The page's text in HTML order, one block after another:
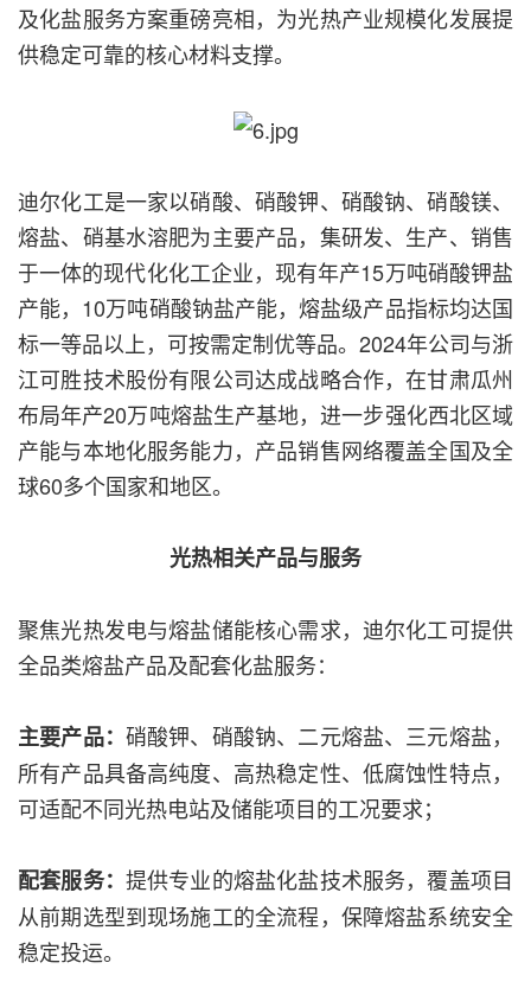
及化盐服务方案重磅亮相，为光热产业规模化发展提
供稳定可靠的核心材料支撑。
迪尔化工是一家以硝酸、硝酸钾、硝酸钠、硝酸镁、
熔盐、硝基水溶肥为主要产品，集研发、生产、销售
于一体的现代化化工企业，现有年产15万吨硝酸钾盐
产能，10万吨硝酸钠盐产能，熔盐级产品指标均达国
标一等品以上，可按需定制优等品。2024年公司与浙
江可胜技术股份有限公司达成战略合作，在甘肃瓜州
布局年产20万吨熔盐生产基地，进一步强化西北区域
产能与本地化服务能力，产品销售网络覆盖全国及全
球60多个国家和地区。
光热相关产品与服务
聚焦光热发电与熔盐储能核心需求，迪尔化工可提供
全品类熔盐产品及配套化盐服务：
主要产品： 硝酸钾、硝酸钠、二元熔盐、三元熔盐，
所有产品具备高纯度、高热稳定性、低腐蚀性特点，
可适配不同光热电站及储能项目的工况要求；
配套服务： 提供专业的熔盐化盐技术服务，覆盖项目
从前期选型到现场施工的全流程，保障熔盐系统安全
稳定投运。